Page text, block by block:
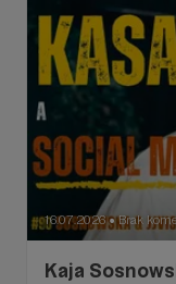
16.07.2026 ● Brak
Kaja